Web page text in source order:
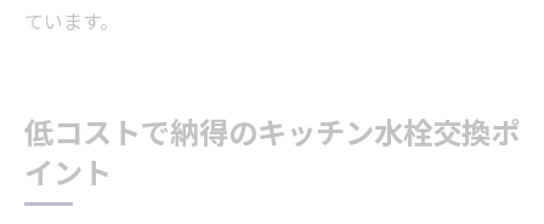
ています。
低コストで納得のキッチン水栓交換ポ
イント